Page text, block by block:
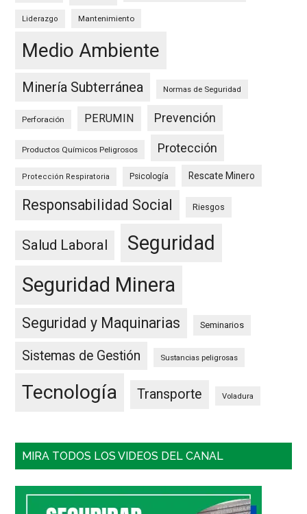
Liderazgo Mantenimiento
Medio Ambiente
Minería Subterránea Normas de Seguridad
Perforación PERUMIN Prevención
Productos Químicos Peligrosos Protección
Protección Respiratoria Psicología Rescate Minero
Responsabilidad Social Riesgos
Salud Laboral
Seguridad
Seguridad Minera
Seguridad y Maquinarias Seminarios
Sistemas de Gestión Sustancias peligrosas
Tecnología Transporte Voladura
MIRA TODOS LOS VIDEOS DEL CANAL